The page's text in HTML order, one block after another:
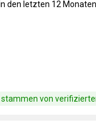
den letzten 12
von